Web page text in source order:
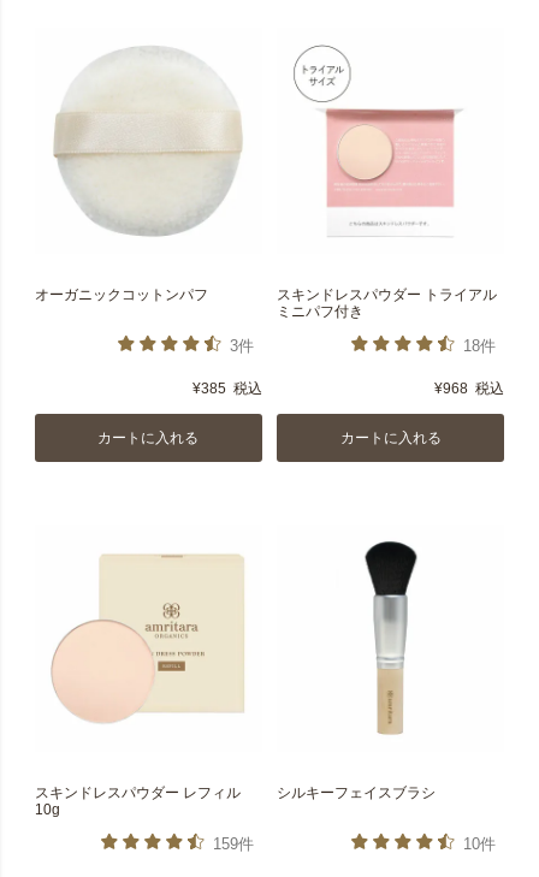
オーガニックコットンパフ
3件
¥385 税込
カートに入れる
スキンドレスパウダー トライアル
ミニパフ付き
18件
¥968 税込
カートに入れる
スキンドレスパウダー レフィル
10g
159件
シルキーフェイスブラシ
10件